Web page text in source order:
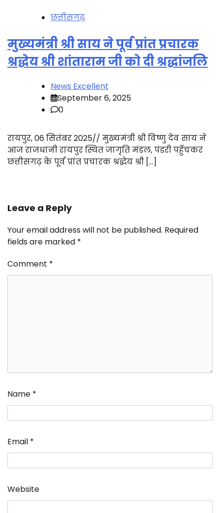
छत्तीसगढ़
मुख्यमंत्री श्री साय ने पूर्व प्रांत प्रचारक
श्रद्धेय श्री शांताराम जी को दी श्रद्धांजलि
News Excellent
September 6, 2025
0
रायपुर, 06 सितंबर 2025// मुख्यमंत्री श्री विष्णु देव साय ने
आज राजधानी रायपुर स्थित जागृति मंडल, पंडरी पहुँचकर
छत्तीसगढ़ के पूर्व प्रांत प्रचारक श्रद्धेय श्री […]
Leave a Reply
Your email address will not be published. Required
fields are marked *
Comment *
Name *
Email *
Website